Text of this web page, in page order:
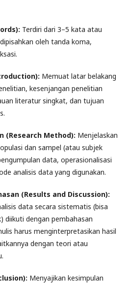
Terdiri dari 3–5 kata atau
oleh tanda koma,
Memuat latar belakang
kesenjangan penelitian
literatur singkat, dan tujuan
(Research Method): Menjelaskan
dan sampel (atau subjek
data, operasionalisasi
analisis data yang digunakan.
(Results and Discussion):
data secara sistematis (bisa
diikuti dengan pembahasan
harus menginterpretasikan hasil
dengan teori atau
Menyajikan kesimpulan